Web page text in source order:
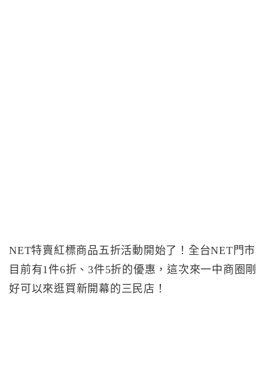
NET特賣紅標商品五折活動開始了！全台NET門市
目前有1件6折、3件5折的優惠，這次來一中商圈剛
好可以來逛買新開幕的三民店！